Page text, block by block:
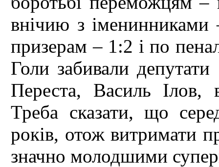
внічию з
призерам – 1:2 і по
Голи забивали
Переста, Василь Ілов,
Треба сказати, що
років, отож витримати
значно молодшими